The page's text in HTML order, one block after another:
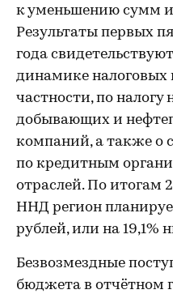
к уменьшению сумм
Результаты первых
года
динамике налоговых
частности, по налогу
добывающих и
компаний, а также о
по кредитным
отраслей. По итогам
ННД регион
рублей, или на 19,1%
Безвозмездные
бюджета в отчётном